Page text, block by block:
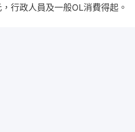
行政人員及一般OL消費得起。